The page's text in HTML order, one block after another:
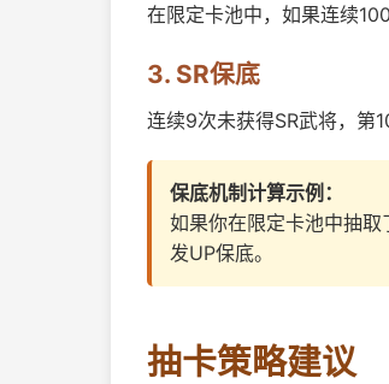
在限定卡池中，如果连续
3. SR保底
连续9次未获得SR武将，第
保底机制计算示例：
如果你在限定卡池中抽
发UP保底。
抽卡策略建议